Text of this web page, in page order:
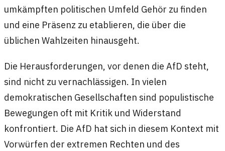
umkämpften politischen Umfeld Gehör zu finden
und eine Präsenz zu etablieren, die über die
üblichen Wahlzeiten hinausgeht.
Die Herausforderungen, vor denen die AfD steht,
sind nicht zu vernachlässigen. In vielen
demokratischen Gesellschaften sind populistische
Bewegungen oft mit Kritik und Widerstand
konfrontiert. Die AfD hat sich in diesem Kontext mit
Vorwürfen der extremen Rechten und des